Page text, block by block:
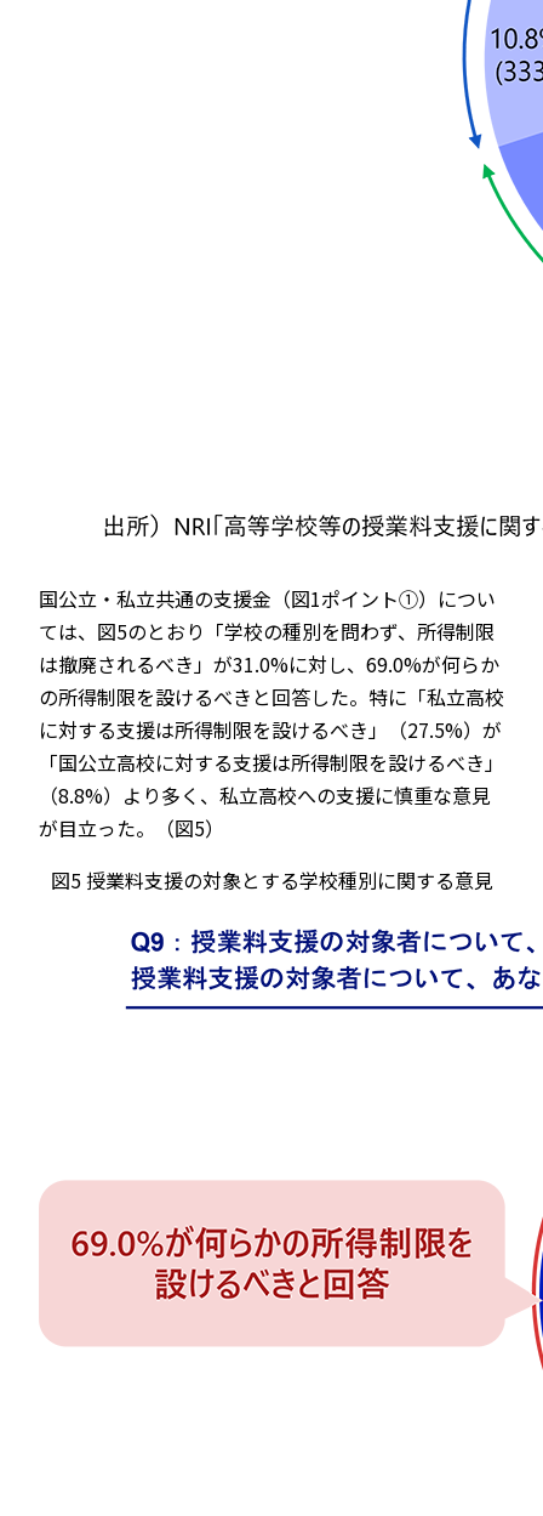
国公立・私立共通の支援金（図1ポイント①）につい
ては、図5のとおり「学校の種別を問わず、所得制限
は撤廃されるべき」が31.0%に対し、69.0%が何らか
の所得制限を設けるべきと回答した。特に「私立高校
に対する支援は所得制限を設けるべき」（27.5%）が
「国公立高校に対する支援は所得制限を設けるべき」
（8.8%）より多く、私立高校への支援に慎重な意見
が目立った。（図5）
図5 授業料支援の対象とする学校種別に関する意見